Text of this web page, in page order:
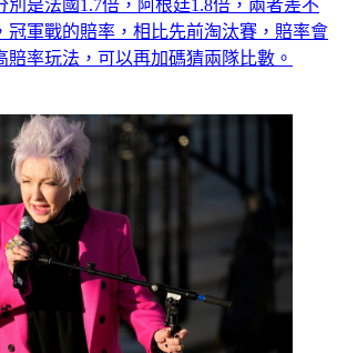
別是法國1.7倍，阿根廷1.8倍，兩者差不
冠軍戰的賠率，相比先前淘汰賽，賠率會
賠率玩法，可以再加碼猜兩隊比數。